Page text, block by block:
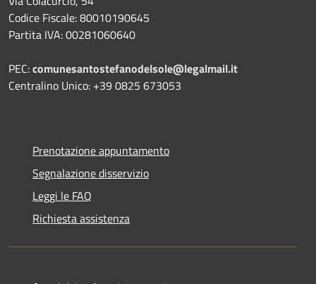
Codice Fiscale: 80010190645
Partita IVA: 00281060640
PEC:comunesantostefanodelsole@legalmail.it
Centralino Unico: +39 0825 673053
Prenotazione appuntamento
Segnalazione disservizio
Leggi le FAQ
Richiesta assistenza